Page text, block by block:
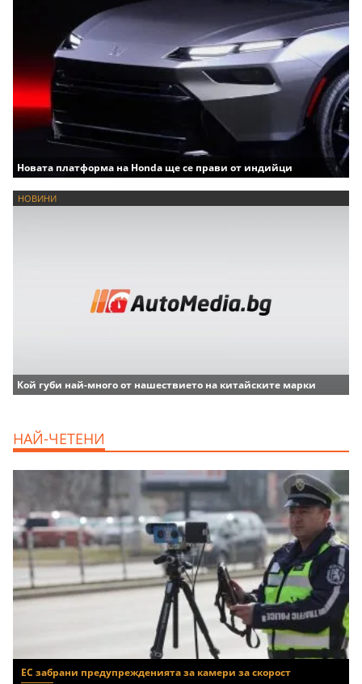
Новата платформа на Honda ще се прави от индийци
НОВИНИ
Кой губи най-много от нашествието на китайските марки
НАЙ-ЧЕТЕНИ
ЕС забрани предупрежденията за камери за скорост